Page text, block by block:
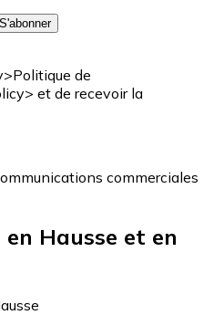
S'abonner
de
et de recevoir la
commerciales
Hausse et en